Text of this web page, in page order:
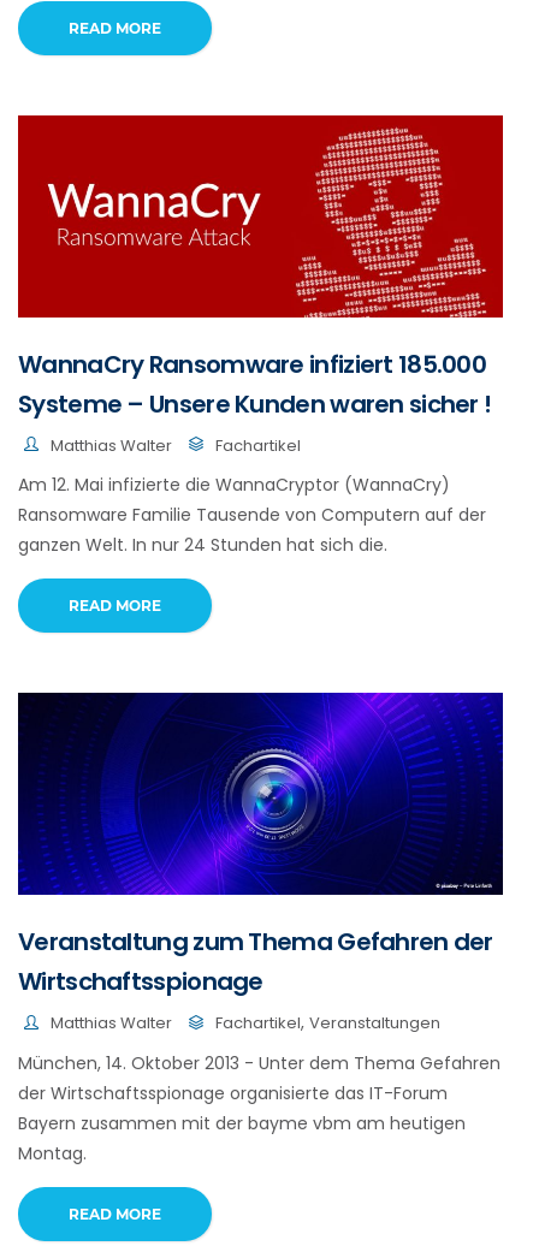
READ MORE
WannaCry Ransomware infiziert 185.000
Systeme – Unsere Kunden waren sicher !
Matthias Walter Fachartikel
Am 12. Mai infizierte die WannaCryptor (WannaCry)
Ransomware Familie Tausende von Computern auf der
ganzen Welt. In nur 24 Stunden hat sich die.
READ MORE
Veranstaltung zum Thema Gefahren der
Wirtschaftsspionage
Matthias Walter Fachartikel, Veranstaltungen
München, 14. Oktober 2013 - Unter dem Thema Gefahren
der Wirtschaftsspionage organisierte das IT-Forum
Bayern zusammen mit der bayme vbm am heutigen
Montag.
READ MORE